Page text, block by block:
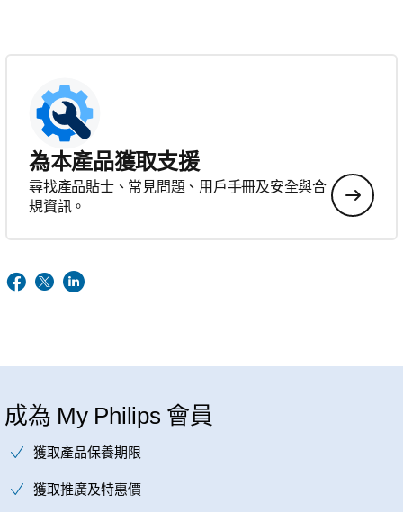
為本產品獲取支援
尋找產品貼士、常見問題、用戶手冊及安全與合
規資訊。
成為 My Philips 會員
獲取產品保養期限
獲取推廣及特惠價